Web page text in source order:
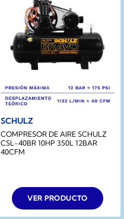
SCHULZ
COMPRESOR DE AIRE SCHULZ
CSL-40BR 10HP 350L 12BAR
40CFM
VER PRODUCTO